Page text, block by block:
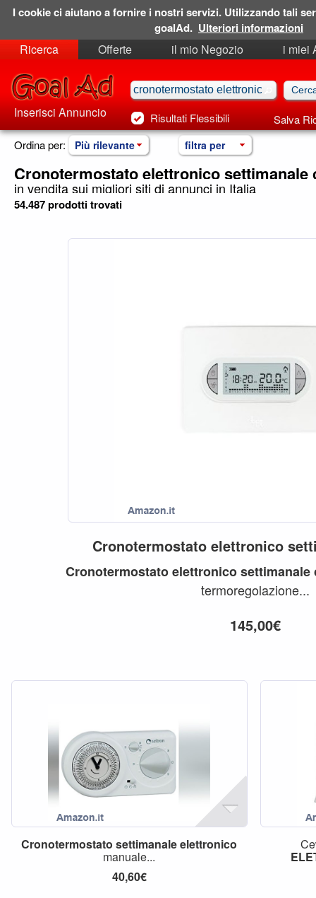
Ricerca Offerte il mio Negozio
i miei
Risultati Flessibili Salva
Inserisci Annuncio
Ordina per: Più rilevante filtra per
Cronotermostato elettronico settimanale
in vendita sui migliori siti di annunci in Italia
54.487 prodotti trovati
Cronotermostato elettronico
Cronotermostato elettronico settimanale
termoregolazione...
145,00€
Cronotermostato settimanaleelettronico
manuale...
40,60€
I cookie ci aiutano a fornire i nostri servizi. Utilizzando tali
goalAd. Ulteriori informazioni